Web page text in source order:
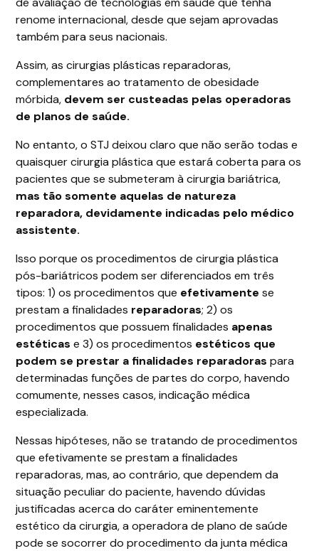
renome internacional, desde que sejam aprovadas
também para seus nacionais.
Assim, as cirurgias plásticas reparadoras,
complementares ao tratamento de obesidade
mórbida, devem ser custeadas pelas operadoras
de planos de saúde.
No entanto, o STJ deixou claro que não serão todas e
quaisquer cirurgia plástica que estará coberta para os
pacientes que se submeteram à cirurgia bariátrica,
mas tão somente aquelas de natureza
reparadora, devidamente indicadas pelo médico
assistente.
Isso porque os procedimentos de cirurgia plástica
pós-bariátricos podem ser diferenciados em três
tipos: 1) os procedimentos que efetivamente se
prestam a finalidades reparadoras; 2) os
procedimentos que possuem finalidades apenas
estéticas e 3) os procedimentos estéticos que
podem se prestar a finalidades reparadoras para
determinadas funções de partes do corpo, havendo
comumente, nesses casos, indicação médica
especializada.
Nessas hipóteses, não se tratando de procedimentos
que efetivamente se prestam a finalidades
reparadoras, mas, ao contrário, que dependem da
situação peculiar do paciente, havendo dúvidas
justificadas acerca do caráter eminentemente
estético da cirurgia, a operadora de plano de saúde
pode se socorrer do procedimento da junta médica